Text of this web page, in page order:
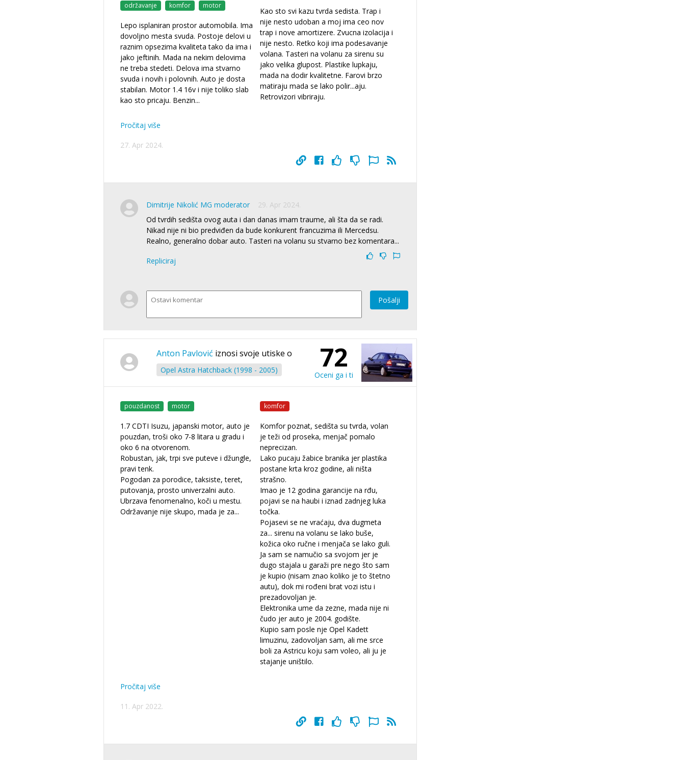
održavanje komfor motor
Lepo isplaniran prostor automobila. Ima
dovoljno mesta svuda. Postoje delovi u
raznim opsezima kvaliteta tako da ima i
jako jeftinih. Mada na nekim delovima
ne treba stedeti. Delova ima stvarno
svuda i novih i polovnih. Auto je dosta
stabilan. Motor 1.4 16v i nije toliko slab
kao sto pricaju. Benzin...
Kao sto svi kazu tvrda sedista. Trap i
nije nesto udoban a moj ima ceo nov
trap i nove amortizere. Zvucna izolacija i
nije nesto. Retko koji ima podesavanje
volana. Tasteri na volanu za sirenu su
jako velika glupost. Plastike lupkaju,
mada na dodir kvalitetne. Farovi brzo
matiraju mada se lako polir...aju.
Retrovizori vibriraju.
Pročitaj više
27. Apr 2024.
Dimitrije Nikolić MG moderator
29. Apr 2024.
Od tvrdih sedišta ovog auta i dan danas imam traume, ali šta da se radi.
Nikad nije ni bio predviđen da bude konkurent francuzima ili Mercedsu.
Realno, generalno dobar auto. Tasteri na volanu su stvarno bez komentara...
Repliciraj
Pošalji
Anton Pavlović iznosi svoje utiske o
Opel Astra Hatchback (1998 - 2005) 72
Oceni ga i ti
pouzdanost motor
1.7 CDTI Isuzu, japanski motor, auto je
pouzdan, troši oko 7-8 litara u gradu i
oko 6 na otvorenom.
Robustan, jak, trpi sve puteve i džungle,
pravi tenk.
Pogodan za porodice, taksiste, teret,
putovanja, prosto univerzalni auto.
Ubrzava fenomenalno, koči u mestu.
Održavanje nije skupo, mada je za...
komfor
Komfor poznat, sedišta su tvrda, volan
je teži od proseka, menjač pomalo
neprecizan.
Lako pucaju žabice branika jer plastika
postane krta kroz godine, ali ništa
strašno.
Imao je 12 godina garancije na rđu,
pojavi se na haubi i iznad zadnjeg luka
točka.
Pojasevi se ne vraćaju, dva dugmeta
za... sirenu na volanu se lako buše,
kožica oko ručne i menjača se lako guli.
Ja sam se namučio sa svojom jer je
dugo stajala u garaži pre nego što sam
je kupio (nisam znao koliko je to štetno
autu), dok mi rođeni brat vozi istu i
prezadovoljan je.
Elektronika ume da zezne, mada nije ni
čudo jer auto je 2004. godište.
Kupio sam posle nje Opel Kadett
limuzinu, zadovoljan sam, ali me srce
boli za Astricu koju sam voleo, ali ju je
stajanje uništilo.
Pročitaj više
11. Apr 2022.